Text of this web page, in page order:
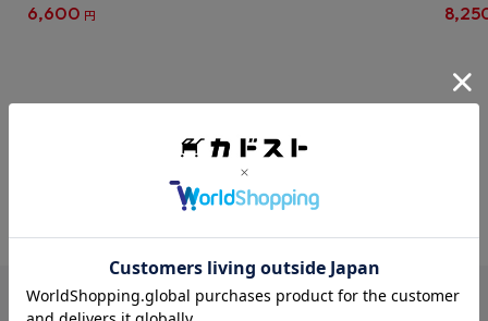
6,600 円
クリ